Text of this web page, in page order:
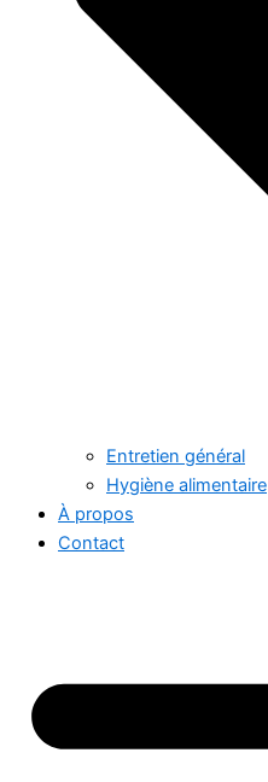
Entretien général
Hygiène alimentaire
À propos
Contact